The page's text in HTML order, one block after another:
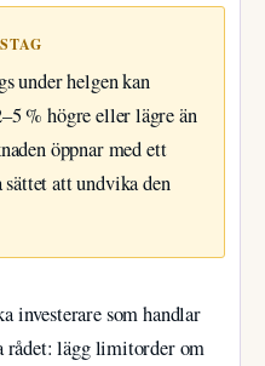
under helgen kan
% högre eller lägre än
öppnar med ett
att undvika den
investerare som handlar
rådet: lägg limitorder om